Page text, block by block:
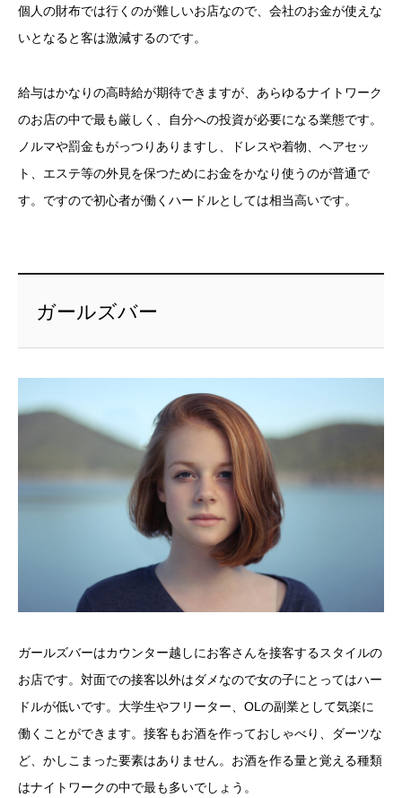
個人の財布では行くのが難しいお店なので、会社のお金が使えな
いとなると客は激減するのです。
給与はかなりの高時給が期待できますが、あらゆるナイトワーク
のお店の中で最も厳しく、自分への投資が必要になる業態です。
ノルマや罰金もがっつりありますし、ドレスや着物、ヘアセッ
ト、エステ等の外見を保つためにお金をかなり使うのが普通で
す。ですので初心者が働くハードルとしては相当高いです。
ガールズバー
ガールズバーはカウンター越しにお客さんを接客するスタイルの
お店です。対面での接客以外はダメなので女の子にとってはハー
ドルが低いです。大学生やフリーター、OLの副業として気楽に
働くことができます。接客もお酒を作っておしゃべり、ダーツな
ど、かしこまった要素はありません。お酒を作る量と覚える種類
はナイトワークの中で最も多いでしょう。